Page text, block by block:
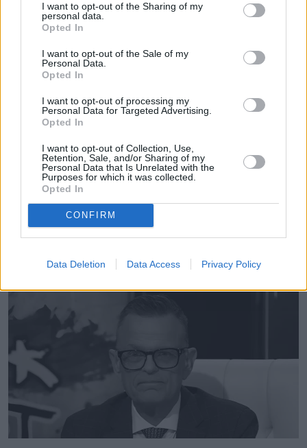
I want to opt-out of the Sharing of my
personal data.
Opted In
I want to opt-out of the Sale of my
Personal Data.
Opted In
I want to opt-out of processing my
Personal Data for Targeted Advertising.
Opted In
I want to opt-out of Collection, Use,
Retention, Sale, and/or Sharing of my
Personal Data that Is Unrelated with the
Purposes for which it was collected.
Opted In
CONFIRM
Data Deletion Data Access Privacy Policy